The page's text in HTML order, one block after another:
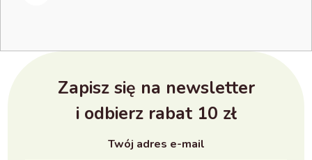
Zapisz się na newsletter
i odbierz rabat 10 zł